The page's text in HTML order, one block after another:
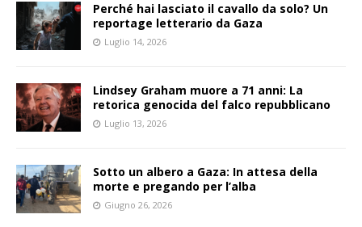
Perché hai lasciato il cavallo da solo? Un
reportage letterario da Gaza
Luglio 14, 2026
Lindsey Graham muore a 71 anni: La
retorica genocida del falco repubblicano
Luglio 13, 2026
Sotto un albero a Gaza: In attesa della
morte e pregando per l’alba
Giugno 26, 2026